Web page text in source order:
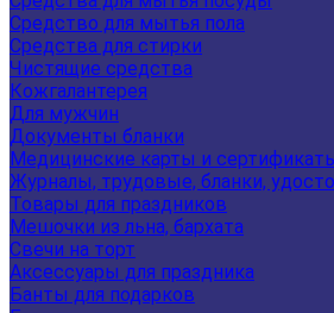
Средство для мытья пола
Средства для стирки
Чистящие средства
Кожгалантерея
Для мужчин
Документы бланки
Медицинские карты и
Журналы, трудовые, бланки,
Товары для праздников
Мешочки из льна, бархата
Свечи на торт
Аксессуары для праздника
Банты для подарков